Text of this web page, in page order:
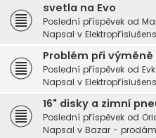
svetla na Evo
Poslední příspěvek od
Napsal v
Problém při
Poslední příspěvek od
Napsal v
16" disky a zimní
Poslední příspěvek od
Napsal v Bazar -